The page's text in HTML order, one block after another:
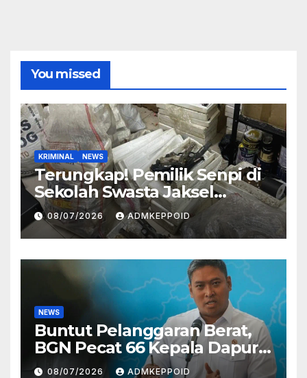
You missed
KRIMINAL NEWS
Terungkap! Pemilik Senpi di
Sekolah Swasta Jaksel
Ternyata Direktur
Perusahaan Airsoft Gun
Impor
08/07/2026 ADMKEPPOID
NEWS
Buntut Pelanggaran Berat,
BGN Pecat 66 Kepala Dapur
MBG dan Ungkap Alasannya
08/07/2026 ADMKEPPOID